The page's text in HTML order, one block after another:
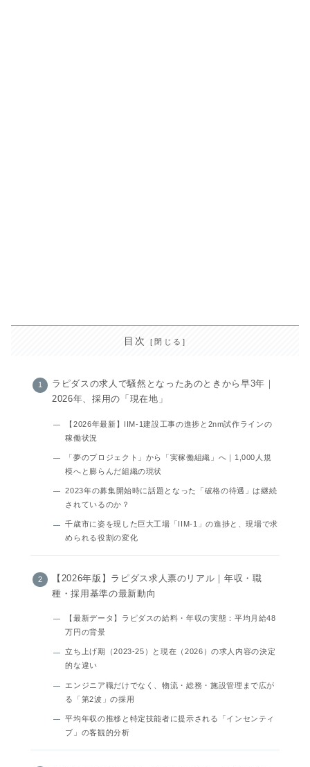
目次
ラピダスの求人で騒然となったあのときから早3年｜
2026年、採用の「現在地」
【2026年最新】IIM-1建設工事の進捗と2nm試作ラインの
稼働状況
「夢のプロジェクト」から「実稼働組織」へ｜1,000人規
模へと膨らんだ組織の現状
2023年の募集開始時に話題となった「破格の待遇」は継続
されているのか？
千歳市に姿を現した巨大工場「IIM-1」の進捗と、現場で求
められる役割の変化
【2026年版】ラピダス求人票のリアル｜年収・職
種・採用基準の最新動向
【最新データ】ラピダスの給料・年収の実態：平均月給48
万円の背景
立ち上げ期（2023-25）と現在（2026）の求人内容の決定
的な違い
エンジニア職だけでなく、物流・総務・施設管理まで広が
る「第2波」の採用
平均年収の推移と特定技能者に提示される「インセンティ
ブ」の客観的分析